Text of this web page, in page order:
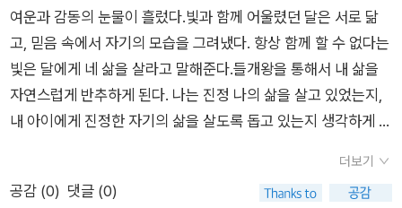
는곰어린이책공모전 #장편동화부문 #대상 #대상수상작 #어린
이동화 #어린이책 #고학년책 #따뜻한이야기 #소설 #한국소설
#책추천 #소설추천 #북스타그램 #책스타그램 #독서스타그램 #
독서기록 #독서감상문 #책벌레 #📚🐛#출판사 로부터 #도서협
찬 받아 즐겁게 읽고 진심을 다해 #서평 을 작성했습니다🩷#감
입니다.그리고 들개가 된 달의 멀고 먼 긴 여정이 시작되지요.반
려동물로 살아가느냐 야생동물로 살아가느냐 어느것이더 좋다나
쁘다를 따질 수는 없는 일이지요.달의 아빠는 자유로움을 사랑했
고 달의 엄마는 안정적인울타리를 추구했으니까요.동물에게 야
생의 삶이 더 행복하다⁉️반려동물로 주인의 사랑과 보살핌속에
_이 책을 읽으면서 내가 어떤것을 추구하고 지향하느냐는 각
자 모두 다르고 정해진 답이 없듯이 모두 존중 받아야 한다는 점
은 많지만 이 책은 특별하다. 야생의 느낌과 살아 숨쉬는 거친 숨
소리가 느껴지기도 한다. 아늑한 울타리를 벗어나 차갑고 거친 세
상에 발을 디뎠지만 그들은 비로소 홀로 서며 책임을 느끼고 성장
한다. 글밥이 제법 되지만 중학년부터는 읽어도 될 듯 하다.
여운과 감동의 눈물이 흘렀다.빛과 함께 어울렸던 달은 서로 닮
고, 믿음 속에서 자기의 모습을 그려냈다. 항상 함께 할 수 없다는
빛은 달에게 네 삶을 살라고 말해준다.들개왕을 통해서 내 삶을
자연스럽게 반추하게 된다. 나는 진정 나의 삶을 살고 있었는지,
내 아이에게 진정한 자기의 삶을 살도록 돕고 있는지 생각하게 되
더보기
공감 (0) 댓글 (0)